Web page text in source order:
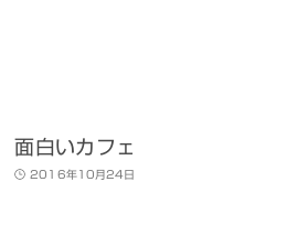
面白いカフェ
2016年10月24日